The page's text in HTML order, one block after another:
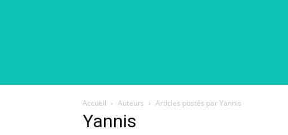
Accueil Auteurs Articles postés par Yannis
Yannis